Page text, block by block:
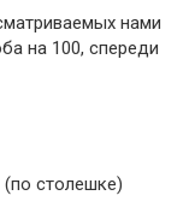
нами
на 100, спереди
столешке)